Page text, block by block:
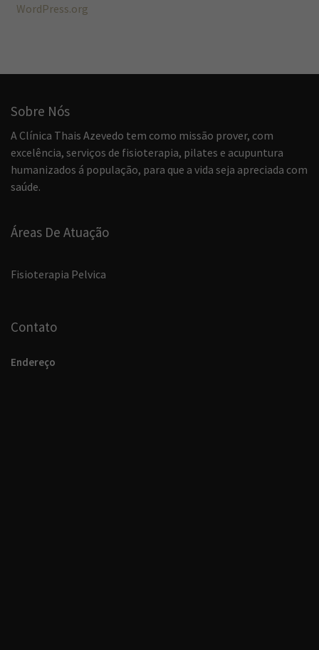
WordPress.org
Sobre Nós
A Clínica Thais Azevedo tem como missão prover, com
excelência, serviços de fisioterapia, pilates e acupuntura
humanizados á população, para que a vida seja apreciada com
saúde.
Áreas De Atuação
Fisioterapia Pelvica
Contato
Endereço